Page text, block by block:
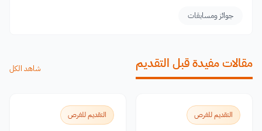
جوائز ومسابقات
مقالات مفيدة قبل التقديم شاهد الكل
التقديم للفرص التقديم للفرص